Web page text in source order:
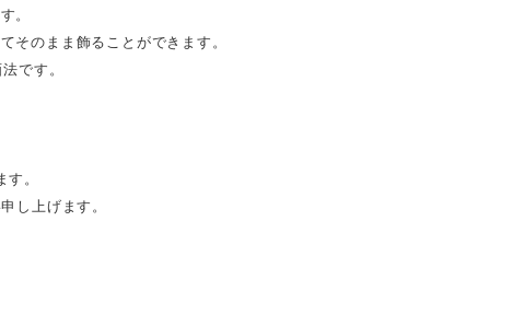
。
のまま飾ることができます。
です。
。
し上げます。